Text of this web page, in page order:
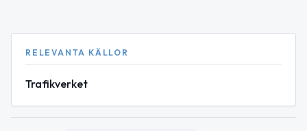
RELEVANTA KÄLLOR
Trafikverket